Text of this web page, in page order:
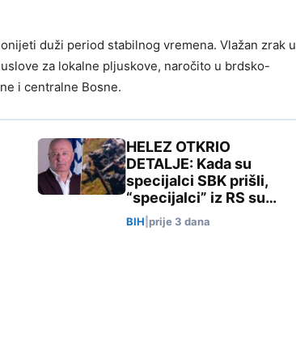
duži period stabilnog vremena. Vlažan zrak u
za lokalne pljuskove, naročito u brdsko-
i centralne Bosne.
HELEZ OTKRIO
DETALJE: Kada su
specijalci SBK prišli,
“specijalci” iz RS su…
BIH prije 3 dana